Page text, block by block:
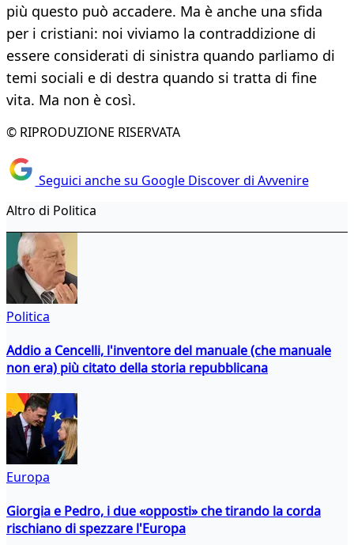
più questo può accadere. Ma è anche una sfida
per i cristiani: noi viviamo la contraddizione di
essere considerati di sinistra quando parliamo di
temi sociali e di destra quando si tratta di fine
vita. Ma non è così.
© RIPRODUZIONE RISERVATA
Seguici anche su Google Discover di Avvenire
Altro di Politica
Politica
Addio a Cencelli, l'inventore del manuale (che manuale
non era) più citato della storia repubblicana
Europa
Giorgia e Pedro, i due «opposti» che tirando la corda
rischiano di spezzare l'Europa